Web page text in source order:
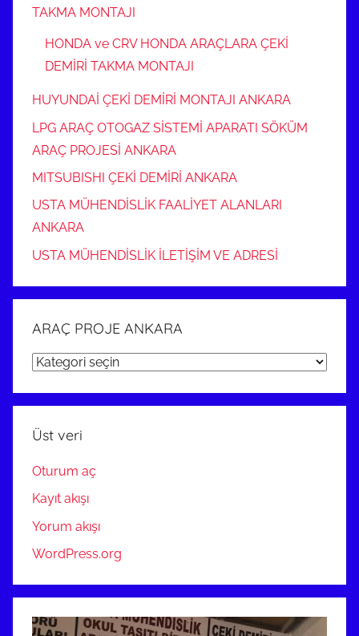
TAKMA MONTAJI
HONDA ve CRV HONDA ARAÇLARA ÇEKİ
DEMİRİ TAKMA MONTAJI
HUYUNDAİ ÇEKİ DEMİRİ MONTAJI ANKARA
LPG ARAÇ OTOGAZ SİSTEMİ APARATI SÖKÜM
ARAÇ PROJESİ ANKARA
MITSUBISHI ÇEKİ DEMİRİ ANKARA
USTA MÜHENDİSLİK FAALİYET ALANLARI
ANKARA
USTA MÜHENDİSLİK İLETİŞİM VE ADRESİ
ARAÇ PROJE ANKARA
ARAÇ
ANKARA
Üst veri
Oturum aç
Kayıt akışı
Yorum akışı
WordPress.org